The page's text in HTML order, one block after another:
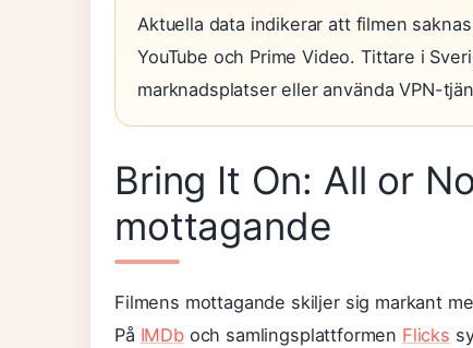
Aktuella data indikerar att filmen
YouTube och Prime Video. Tittare i
marknadsplatser eller använda VPN-
Bring It On: All or
mottagande
Filmens mottagande skiljer sig markant
På IMDboch samlingsplattformen Flicks